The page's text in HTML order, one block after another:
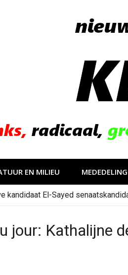
EN MILIEU MEDEDELING
kandidaat El-Sayed
jour: Kathalijne